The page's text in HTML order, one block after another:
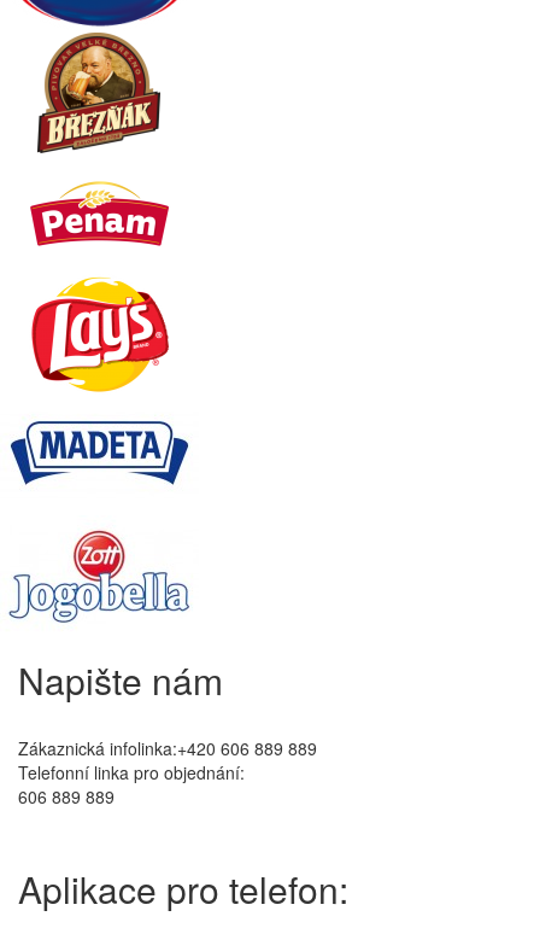
Napište nám
Zákaznická infolinka:+420 606 889 889
Telefonní linka pro objednání:
606 889 889
Aplikace pro telefon: